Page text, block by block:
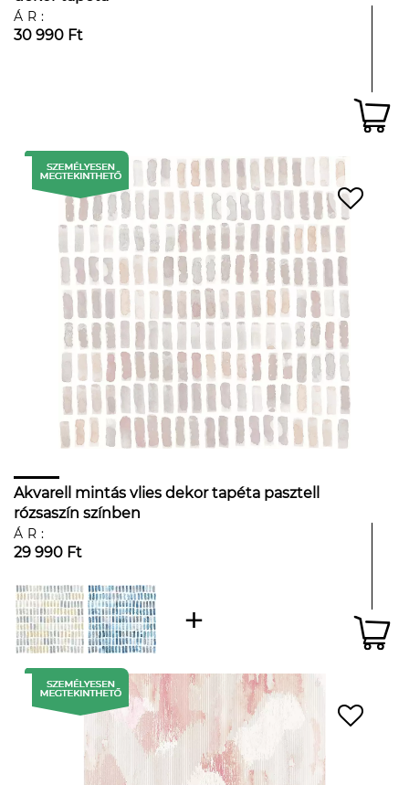
ÁR:
30 990 Ft
Akvarell mintás vlies dekor tapéta pasztell
rózsaszín színben
ÁR:
29 990 Ft